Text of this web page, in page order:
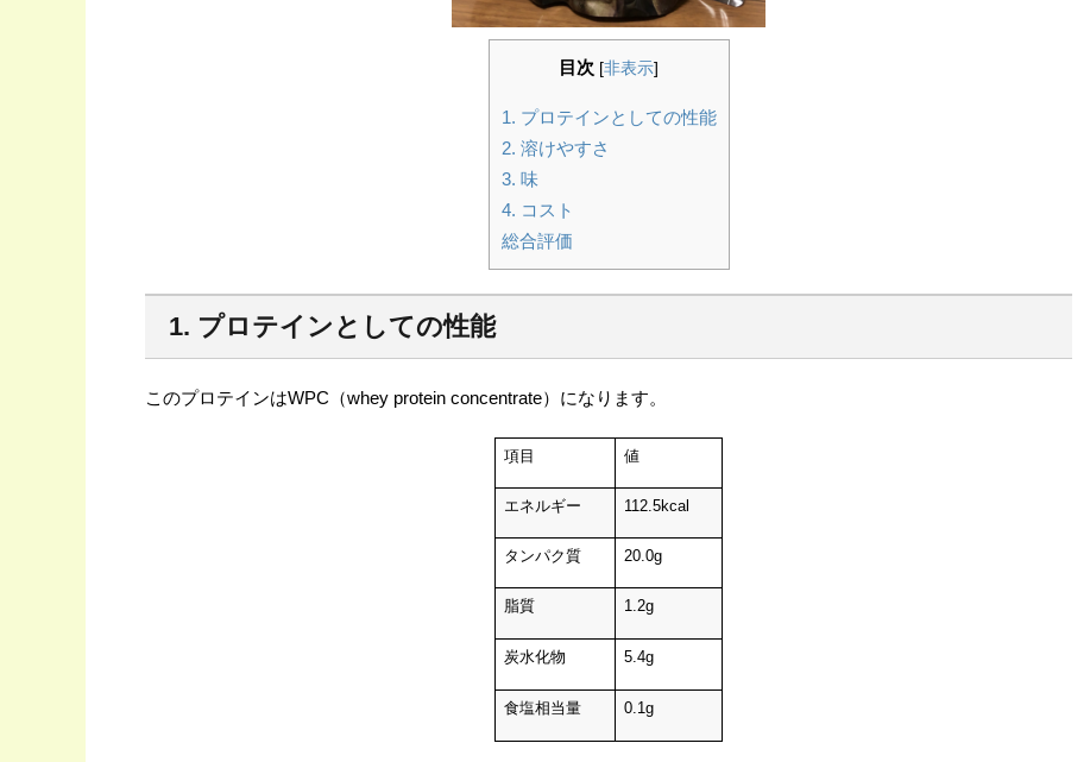
目次 [非表示]
1. プロテインとしての性能
2. 溶けやすさ
3. 味
4. コスト
総合評価
1. プロテインとしての性能
このプロテインはWPC（whey protein concentrate）になります。
項目 値
エネルギー 112.5kcal
タンパク質 20.0g
脂質 1.2g
炭水化物 5.4g
食塩相当量 0.1g